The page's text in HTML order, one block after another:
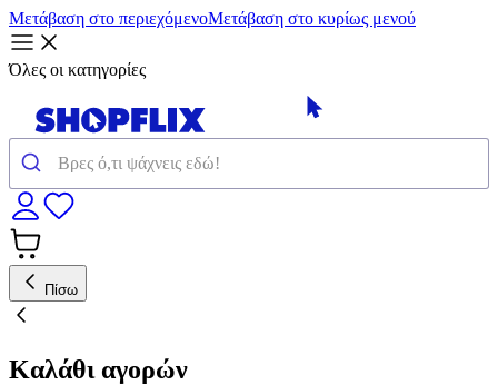
Μετάβαση στο περιεχόμενοΜετάβαση στο κυρίως μενού
Όλες οι κατηγορίες
Πίσω
Καλάθι αγορών